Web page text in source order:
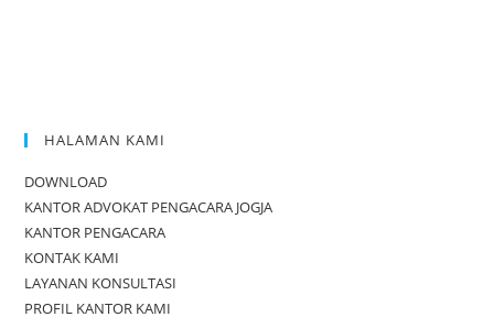
HALAMAN KAMI
DOWNLOAD
KANTOR ADVOKAT PENGACARA JOGJA
KANTOR PENGACARA
KONTAK KAMI
LAYANAN KONSULTASI
PROFIL KANTOR KAMI